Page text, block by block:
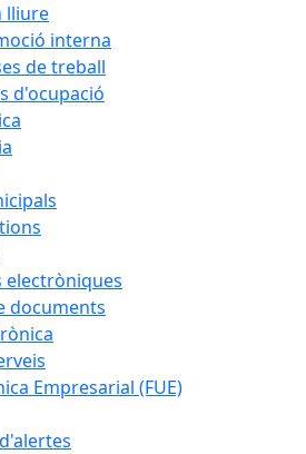
lliure
interna
de treball
d'ocupació
electròniques
documents
Empresarial (FUE)